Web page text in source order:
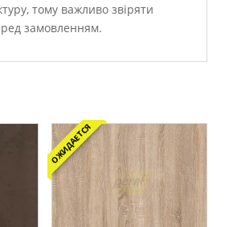
тому важливо звіряти
замовленням.
ОЖИДАЕТСЯ